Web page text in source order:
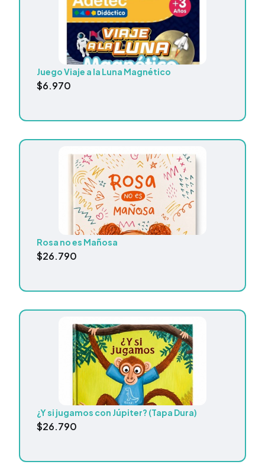
Juego Viaje a la Luna Magnético
$6.970
Rosa no es Mañosa
$26.790
¿Y si jugamos con Júpiter? (Tapa Dura)
$26.790